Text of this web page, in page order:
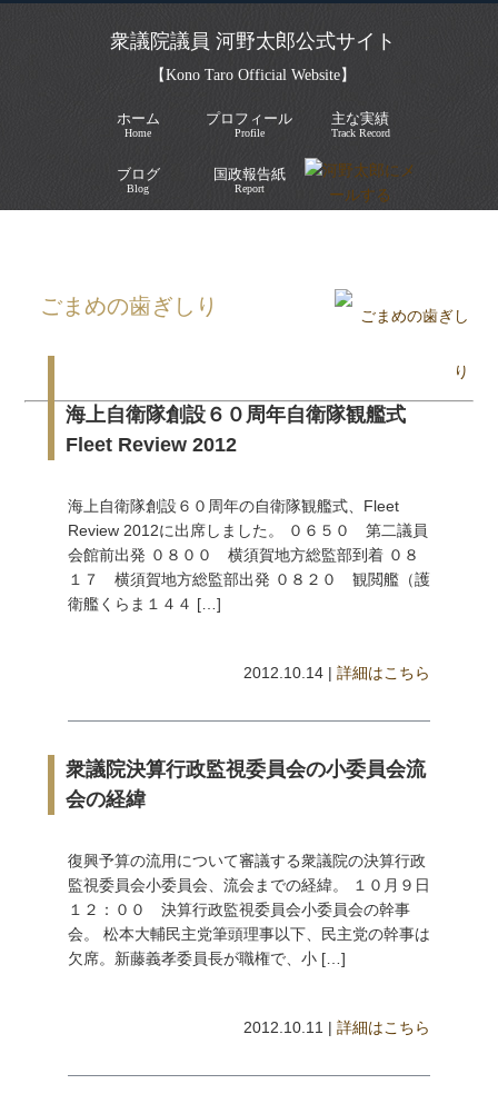
衆議院議員 河野太郎公式サイト
【Kono Taro Official Website】
ホーム
Home
プロフィール
Profile
主な実績
Track Record
ブログ
Blog
国政報告紙
Report
ごまめの歯ぎしり
海上自衛隊創設６０周年自衛隊観艦式
Fleet Review 2012
海上自衛隊創設６０周年の自衛隊観艦式、Fleet
Review 2012に出席しました。 ０６５０ 第二議員
会館前出発 ０８００ 横須賀地方総監部到着 ０８
１７ 横須賀地方総監部出発 ０８２０ 観閲艦（護
衛艦くらま１４４ […]
2012.10.14 |詳細はこちら
衆議院決算行政監視委員会の小委員会流
会の経緯
復興予算の流用について審議する衆議院の決算行政
監視委員会小委員会、流会までの経緯。 １０月９日
１２：００ 決算行政監視委員会小委員会の幹事
会。 松本大輔民主党筆頭理事以下、民主党の幹事は
欠席。新藤義孝委員長が職権で、小 […]
2012.10.11 |詳細はこちら